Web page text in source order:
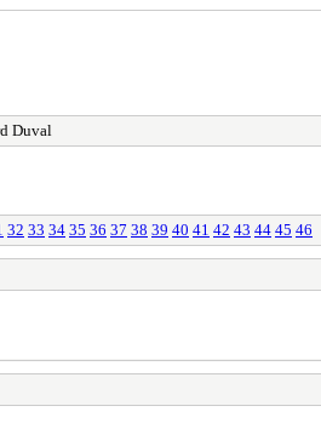
Duval
32 33 34 35 36 37 38 39 40 41 42 43 44 45 46